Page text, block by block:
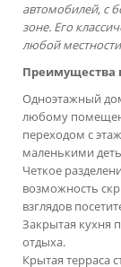
автомобилей, с
зоне. Его
любой
Преимущества
Одноэтажный
любому
переходом с
маленькими
Четкое
возможность
взглядов
Закрытая кухня
отдыха.
Крытая терраса